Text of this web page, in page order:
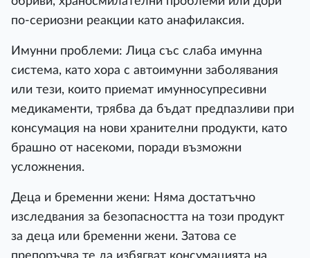
по-сериозни реакции като анафилаксия.
Имунни проблеми: Лица със слаба имунна
система, като хора с автоимунни заболявания
или тези, които приемат имунносупресивни
медикаменти, трябва да бъдат предпазливи при
консумация на нови хранителни продукти, като
брашно от насекоми, поради възможни
усложнения.
Деца и бременни жени: Няма достатъчно
изследвания за безопасността на този продукт
за деца или бременни жени. Затова се
препоръчва те да избягват консумацията на